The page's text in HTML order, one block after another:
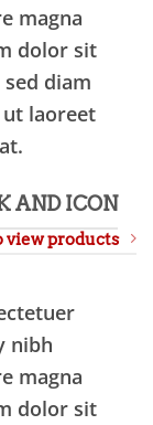
magna
dolor sit
diam
laoreet
AND ICON
view products
nibh
magna
dolor sit